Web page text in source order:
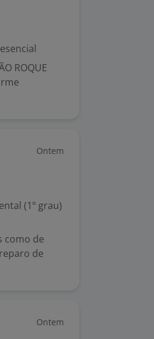
ROQUE
Ontem
(1º grau)
como de
de
Ontem